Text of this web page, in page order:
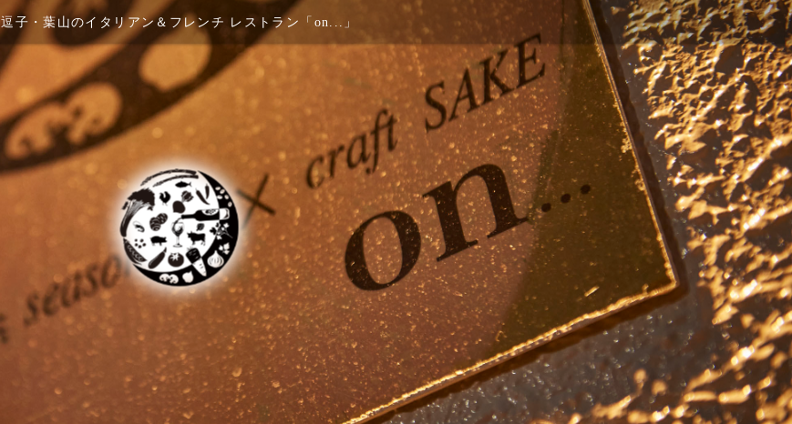
逗子・葉山のイタリアン＆フレンチ レストラン「on...」